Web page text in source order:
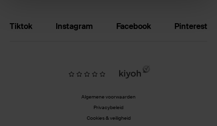
Tiktok Instagram Facebook Pinterest
Algemene voorwaarden
Privacybeleid
Cookies & veiligheid